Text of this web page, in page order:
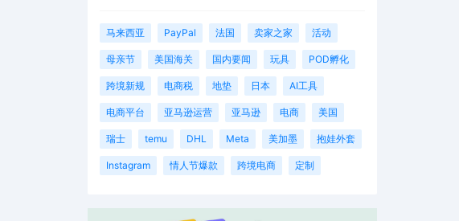
马来西亚 PayPal 法国 卖家之家 活动
母亲节 美国海关 国内要闻 玩具 POD孵化
跨境新规 电商税 地垫 日本 AI工具
电商平台 亚马逊运营 亚马逊 电商 美国
瑞士 temu DHL Meta 美加墨 抱娃外套
Instagram 情人节爆款 跨境电商 定制